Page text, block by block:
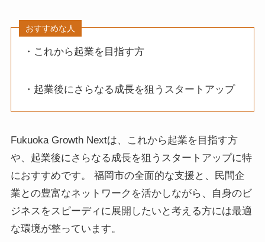
おすすめな人
・これから起業を目指す方
・起業後にさらなる成長を狙うスタートアップ
Fukuoka Growth Nextは、これから起業を目指す方
や、起業後にさらなる成長を狙うスタートアップに特
におすすめです。 福岡市の全面的な支援と、民間企
業との豊富なネットワークを活かしながら、自身のビ
ジネスをスピーディに展開したいと考える方には最適
な環境が整っています。